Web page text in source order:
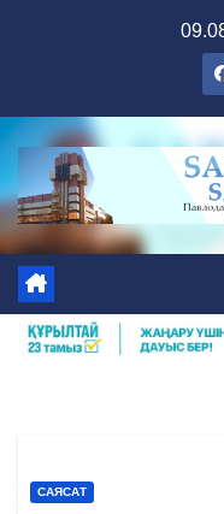
САЯСАТ